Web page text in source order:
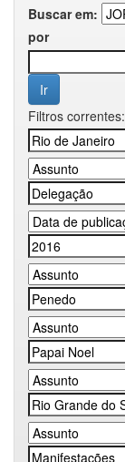
Buscar em:
por
Filtros correntes: